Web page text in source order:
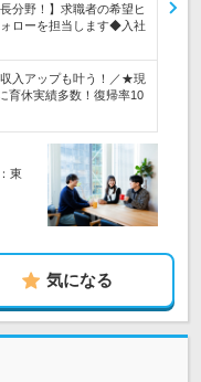
分野！】求職者の希望ヒ
ローを担当します◆入社
収入アップも叶う！／★現
育休実績多数！復帰率10
東
気になる